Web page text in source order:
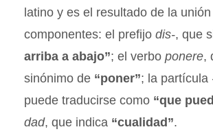
latino y es el resultado de la
componentes: el prefijodis-, que
arriba a abajo”; el verboponere,
sinónimo de “poner”; la partícula
puede traducirse como “que
dad, que indica “cualidad”.